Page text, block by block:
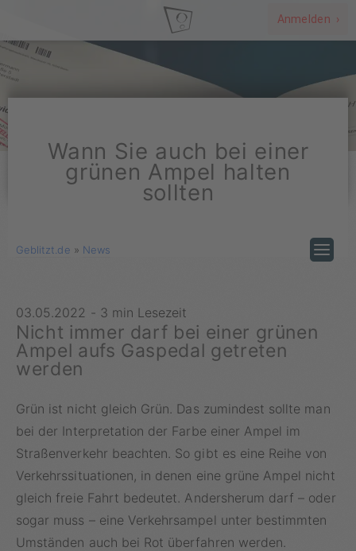
Anmelden ›
Wann Sie auch bei einer
grünen Ampel halten
sollten
Geblitzt.de » News
03.05.2022 - 3 min Lesezeit
Nicht immer darf bei einer grünen
Ampel aufs Gaspedal getreten
werden
Grün ist nicht gleich Grün. Das zumindest sollte man
bei der Interpretation der Farbe einer Ampel im
Straßenverkehr beachten. So gibt es eine Reihe von
Verkehrssituationen, in denen eine grüne Ampel nicht
gleich freie Fahrt bedeutet. Andersherum darf – oder
sogar muss – eine Verkehrsampel unter bestimmten
Umständen auch bei Rot überfahren werden.